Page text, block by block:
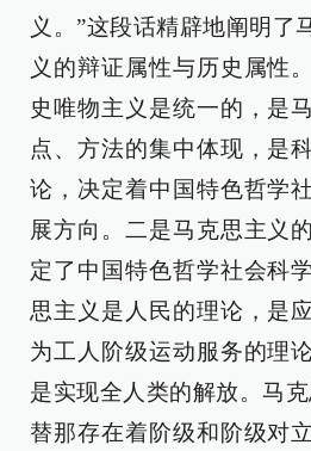
义。”这段话精辟地阐明了
义的辩证属性与历史属性
史唯物主义是统一的，是
点、方法的集中体现，是
论，决定着中国特色哲学
展方向。二是马克思主义
定了中国特色哲学社会科
思主义是人民的理论，是
为工人阶级运动服务的理
是实现全人类的解放。马
替那存在着阶级和阶级对